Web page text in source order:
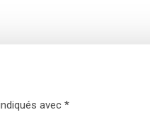
avec *